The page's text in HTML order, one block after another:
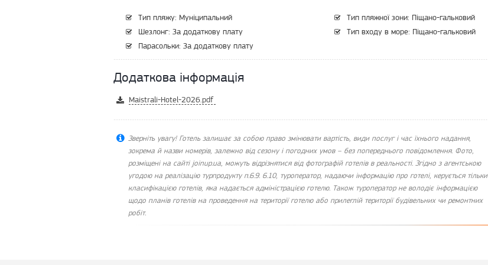
Тип пляжу: Муніципальний
Шезлонг: За додаткову плату
Парасольки: За додаткову плату
Тип пляжної зони: Піщано-гальковий
Тип входу в море: Піщано-гальковий
Додаткова інформація
Maistrali-Hotel-2026.pdf
Зверніть увагу! Готель залишає за собою право змінювати вартість, види послуг і час їхнього надання,
зокрема й назви номерів, залежно від сезону і погодних умов – без попереднього повідомлення. Фото,
розміщені на сайті joinup.ua, можуть відрізнятися від фотографій готелів в реальності. Згідно з агентською
угодою на реалізацію турпродукту п.6.9. 6.10, туроператор, надаючи інформацію про готелі, керується тільки
класифікацією готелів, яка надається адміністрацією готелю. Також туроператор не володіє інформацією
щодо планів готелів на проведення на території готелю або прилеглій території будівельних чи ремонтних
робіт.